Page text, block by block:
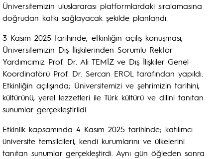
Üniversitemizin uluslararası platformlardaki sıralamasına
doğrudan katkı sağlayacak şekilde planlandı.
3 Kasım 2025 tarihinde; etkinliğin açılış konuşması,
Üniversitemizin Dış İlişkilerinden Sorumlu Rektör
Yardımcımız Prof. Dr. Ali TEMİZ ve Dış İlişkiler Genel
Koordinatörü Prof. Dr. Sercan EROL tarafından yapıldı.
Etkinliğin açılışında; Üniversitemizi ve şehrimizin tarihini,
kültürünü, yerel lezzetleri ile Türk kültürü ve dilini tanıtan
sunumlar gerçekleştirildi.
Etkinlik kapsamında 4 Kasım 2025 tarihinde; katılımcı
üniversite temsilcileri, kendi kurumlarını ve ülkelerini
tanıtan sunumlar gerçekleştirdi. Aynı gün öğleden sonra